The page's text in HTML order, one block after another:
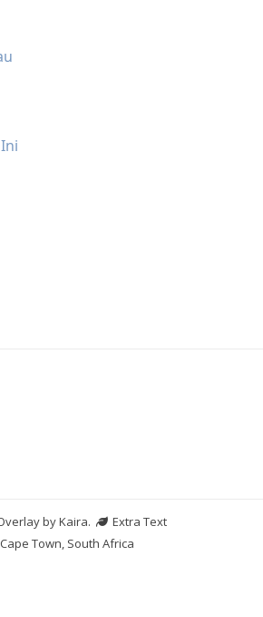
byKaira.
Extra Text
Cape Town, South Africa